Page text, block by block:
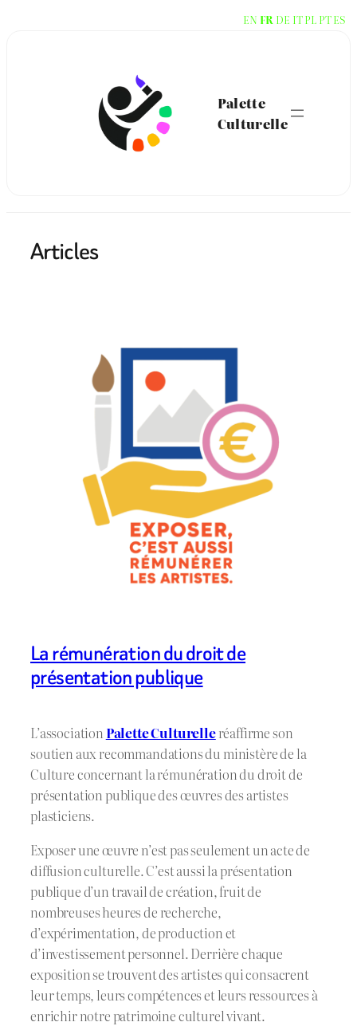
Palette
Culturelle
Articles
La rémunération du droit de
présentation publique
L’association Palette Culturelleréaffirme son
soutien aux recommandations du ministère de la
Culture concernant la rémunération du droit de
présentation publique des œuvres des artistes
plasticiens.
Exposer une œuvre n’est pas seulement un acte de
diffusion culturelle. C’est aussi la présentation
publique d’un travail de création, fruit de
nombreuses heures de recherche,
d’expérimentation, de production et
d’investissement personnel. Derrière chaque
exposition se trouvent des artistes qui consacrent
leur temps, leurs compétences et leurs ressources à
enrichir notre patrimoine culturel vivant.
EN FR DE ITPL PTES